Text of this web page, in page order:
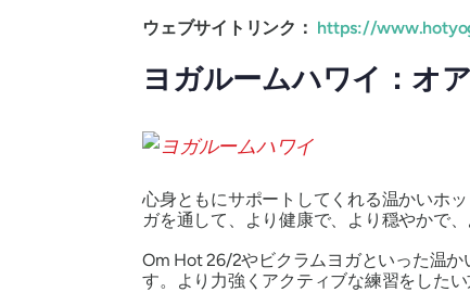
ウェブサイトリンク： https://
ヨガルームハワイ：オ
心身ともにサポートしてくれる温かいホ
ガを通して、より健康で、より穏やかで
Om Hot 26/2やビクラムヨガといった温
す。より力強くアクティブな練習をした